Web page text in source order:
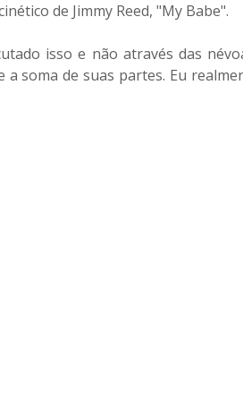
de Jimmy Reed, "My Babe".
isso e não através das
soma de suas partes. Eu